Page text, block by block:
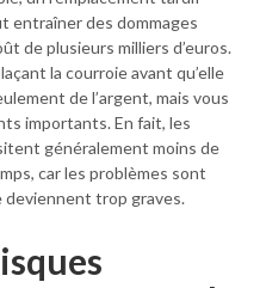
entraîner des dommages
de plusieurs milliers d’euros.
la courroie avant qu’elle
de l’argent, mais vous
importants. En fait, les
généralement moins de
car les problèmes sont
deviennent trop graves.